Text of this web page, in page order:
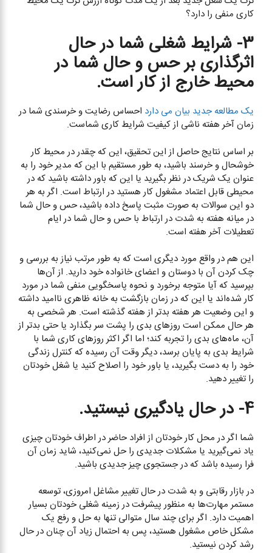
کاری منفی را دارد؟
3- شرایط شغلی شما در حال
اثرگذاری بر حس و حال شما در
محیط خارج از کار است.
یک مطالعه جدید بیان می دارد احساس رضایت و خرسندی شما در
زمان آخر هفته ناشی از کیفیت شرایط کاری شماست.
بر اساس نتایج حاصل از این تحقیق، این که چقدر در محیط کار
خوشحال و خرسند باشید، به طور مستقیم با این که مدیر خود را به
عنوان یک شریک در نظر بگیرید یا این که باور داشته باشید که در
محیطی قابل اعتماد مشغول کار هستید در ارتباط است. اگر به هر
دو این سوالات به صورت مثبت پاسخ داده باشید، حس و حال شما
در میانه هفته به شدت در ارتباط با حس و حال شما در ایام
تعطیلات آخر هفته است.
این هم در واقع مورد دیگری است که به طور مرتب نیاز به بررسی و
چک کردن آن با دوستان و اعضای خانواده خود دارید. از آن‌ها
بپرسید که آیا متوجه برخورد و نحوه پاسخگویی منفی شما در مورد
کار شده‌اند یا این که در زمان بازگشت به خانه ظاهری ناامید داشته
و این وضعیت هر هفته بدتر از هفته گذشته است. هر شخصی به
هر حال ممکن است روزهای بدی را پشت سر بگذارد یا حتی بدتر از
آن، ماه‌های بدی را تجربه کند؛ اما اگر اکثر روزهای کاری شما با
شرایط بدی به پایان برسد، دیگر وقت آن رسیده که کنترل زندگی
خود را به دست بگیرید، یا باور خود را اصلاح کنید یا شغل خودتان
را تغییر دهید.
4- در حال یادگیری نیستید.
شما اگر در محل کار خودتان از افراد حاضر در اطراف خودتان چیزی
یاد نمی‌گیرید یا مشکلات جدیدی را حل نمی‌کنید، شاید زمان آن
فرا رسیده باشد که در جستجوی چیز جدیدی باشید.
در بازار رقابتی و به شدت در حال تغییر مشاغل امروزی، توسعه
مستمر مهارت‌ها به منظور پیشرفت در زمینه شغلی خودتان بسیار
اهمیت دارد. اگر برای چند سال متوالی تنها به حل و رفع یک
مشکل خاص مشغول هستید، پس به احتمال زیاد آن چنان در حال
رشد کردن نیستید.